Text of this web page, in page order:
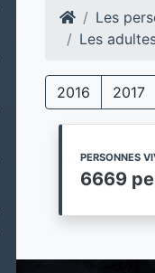
Les
Les
2016 2017
PERSONNES
6669